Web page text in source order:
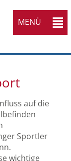
MENÜ
auf die
Sportler
wichtige